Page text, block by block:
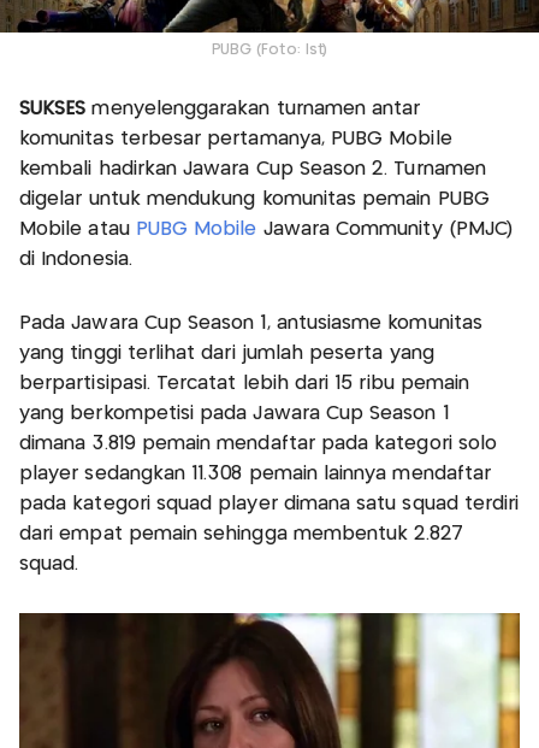
PUBG (Foto: Ist)
SUKSES menyelenggarakan turnamen antar
komunitas terbesar pertamanya, PUBG Mobile
kembali hadirkan Jawara Cup Season 2. Turnamen
digelar untuk mendukung komunitas pemain PUBG
Mobile atauPUBG Mobile Jawara Community (PMJC)
di Indonesia.
Pada Jawara Cup Season 1, antusiasme komunitas
yang tinggi terlihat dari jumlah peserta yang
berpartisipasi. Tercatat lebih dari 15 ribu pemain
yang berkompetisi pada Jawara Cup Season 1
dimana 3.819 pemain mendaftar pada kategori solo
player sedangkan 11.308 pemain lainnya mendaftar
pada kategori squad player dimana satu squad terdiri
dari empat pemain sehingga membentuk 2.827
squad.